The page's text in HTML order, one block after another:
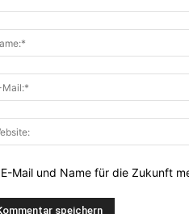
E-Mail und Name für die Zukunft